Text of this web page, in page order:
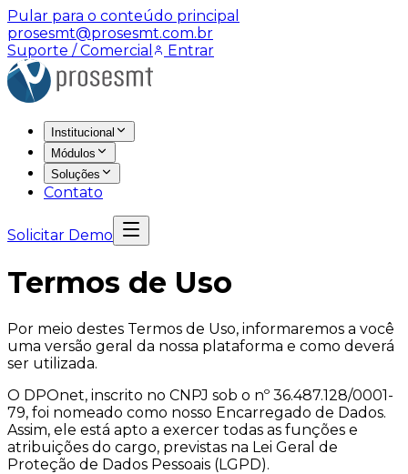
Pular para o conteúdo principal
prosesmt@prosesmt.com.br
Suporte / Comercial
Entrar
Institucional
Módulos
Soluções
Contato
Solicitar Demo
Termos de Uso
Por meio destes Termos de Uso, informaremos a você
uma versão geral da nossa plataforma e como deverá
ser utilizada.
O DPOnet, inscrito no CNPJ sob o nº 36.487.128/0001-
79, foi nomeado como nosso Encarregado de Dados.
Assim, ele está apto a exercer todas as funções e
atribuições do cargo, previstas na Lei Geral de
Proteção de Dados Pessoais (LGPD).